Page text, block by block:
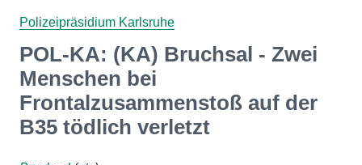
Polizeipräsidium Karlsruhe
POL-KA: (KA) Bruchsal - Zwei
Menschen bei
Frontalzusammenstoß auf der
B35 tödlich verletzt